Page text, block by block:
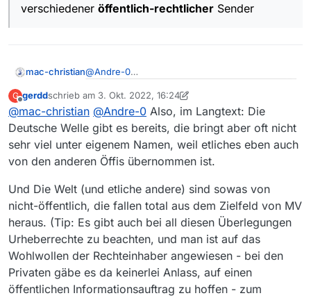
verschiedener öffentlich-rechtlicher Sender
mac-christian@Andre-0
Die Welt: https://mediathekview.de/anleitung/
sagt dazu:
Das Programm MediathekView (abgekürzt:
MV) ist eine Art Suchmaschine für Filme
der Mediatheken verschiedener
G gerddschrieb am 3. Okt. 2022, 16:24
zuletzt editiert von gerdd 10. März 2022, 18:24
@mac-christian @Andre-0 Also, im Langtext: Die
Deutsche Welle gibt es bereits, die bringt aber oft nicht
sehr viel unter eigenem Namen, weil etliches eben auch
von den anderen Öffis übernommen ist.
Und Die Welt (und etliche andere) sind sowas von
nicht-öffentlich, die fallen total aus dem Zielfeld von MV
heraus. (Tip: Es gibt auch bei all diesen Überlegungen
Urheberrechte zu beachten, und man ist auf das
Wohlwollen der Rechteinhaber angewiesen - bei den
Privaten gäbe es da keinerlei Anlass, auf einen
öffentlichen Informationsauftrag zu hoffen - zum